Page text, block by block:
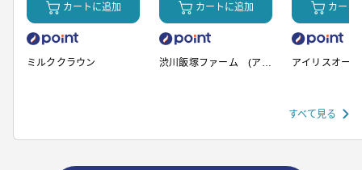
カートに追加
ミルククラウン
カートに追加
渋川飯塚ファーム (アイ
カート
アイリスオー
すべて見る